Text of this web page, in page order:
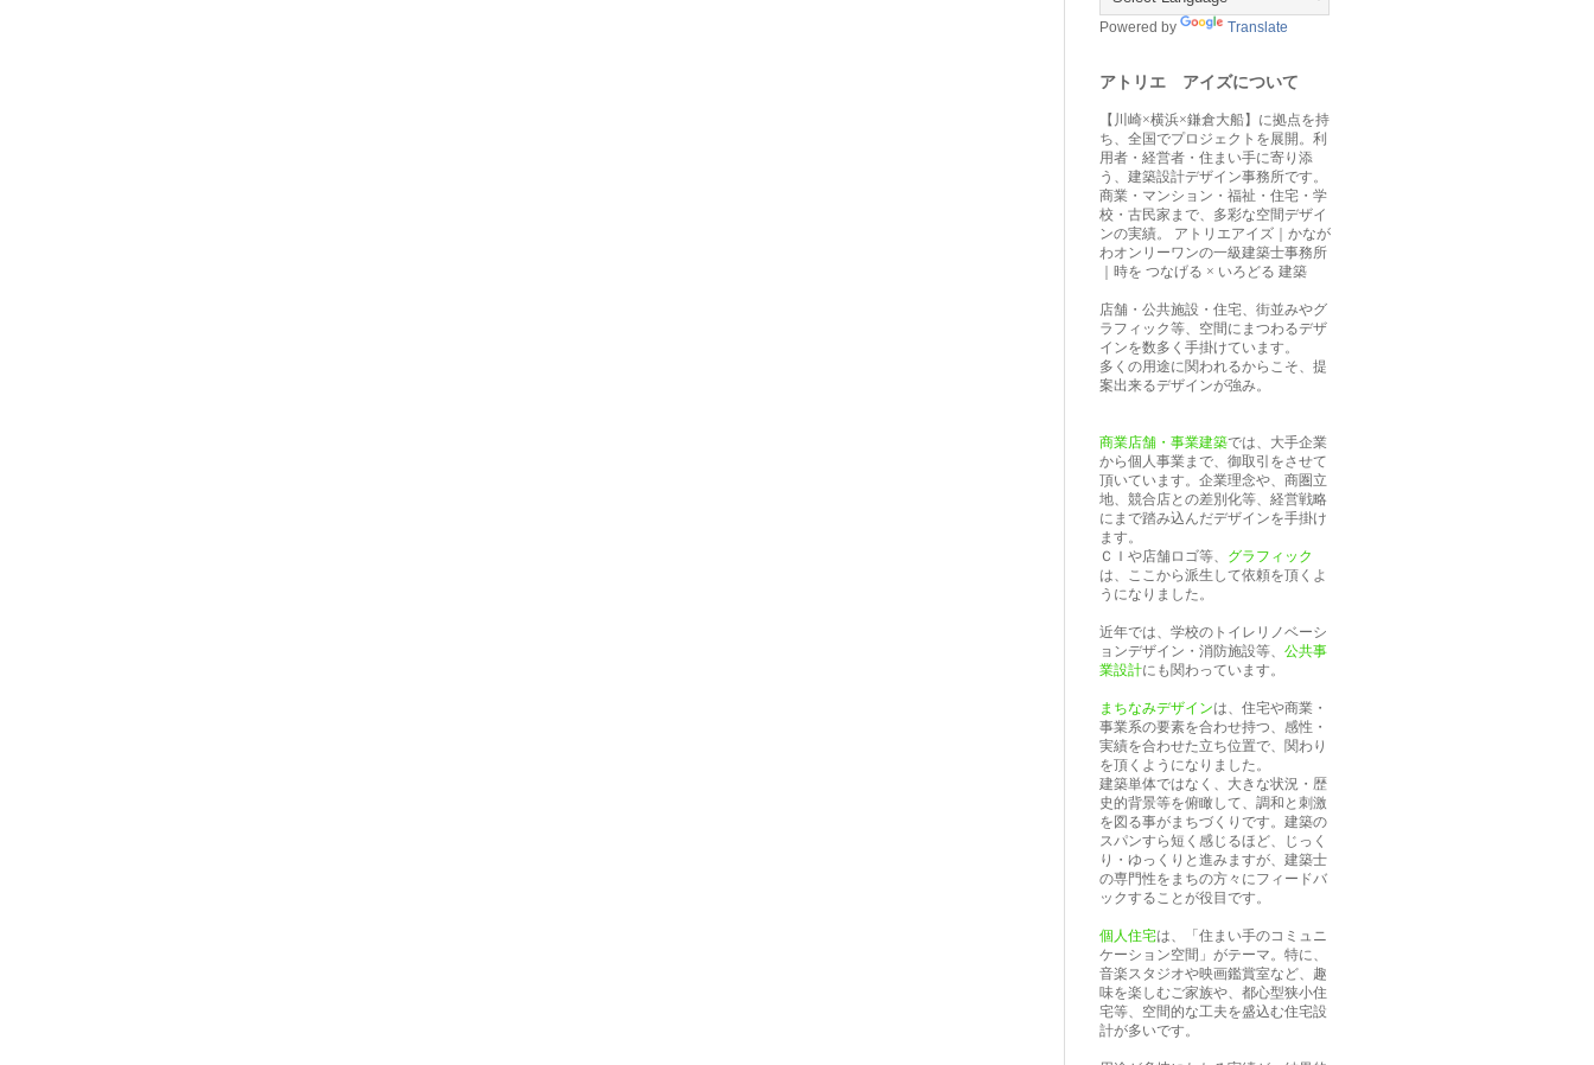
Powered by Translate
アトリエ アイズについて
【川崎×横浜×鎌倉大船】に拠点を持
ち、全国でプロジェクトを展開。利
用者・経営者・住まい手に寄り添
う、建築設計デザイン事務所です。
商業・マンション・福祉・住宅・学
校・古民家まで、多彩な空間デザイ
ンの実績。 アトリエアイズ｜かなが
わオンリーワンの一級建築士事務所
｜時を つなげる × いろどる 建築
店舗・公共施設・住宅、街並みやグ
ラフィック等、空間にまつわるデザ
インを数多く手掛けています。
多くの用途に関われるからこそ、提
案出来るデザインが強み。
商業店舗・事業建築では、大手企業
から個人事業まで、御取引をさせて
頂いています。企業理念や、商圏立
地、競合店との差別化等、経営戦略
にまで踏み込んだデザインを手掛け
ます。
ＣＩや店舗ロゴ等、 グラフィック
は、ここから派生して依頼を頂くよ
うになりました。
近年では、学校のトイレリノベーシ
ョンデザイン・消防施設等、 公共事
業設計にも関わっています。
まちなみデザインは、住宅や商業・
事業系の要素を合わせ持つ、感性・
実績を合わせた立ち位置で、関わり
を頂くようになりました。
建築単体ではなく、大きな状況・歴
史的背景等を俯瞰して、調和と刺激
を図る事がまちづくりです。建築の
スパンすら短く感じるほど、じっく
り・ゆっくりと進みますが、建築士
の専門性をまちの方々にフィードバ
ックすることが役目です。
個人住宅は、「住まい手のコミュニ
ケーション空間」がテーマ。特に、
音楽スタジオや映画鑑賞室など、趣
味を楽しむご家族や、都心型狭小住
宅等、空間的な工夫を盛込む住宅設
計が多いです。